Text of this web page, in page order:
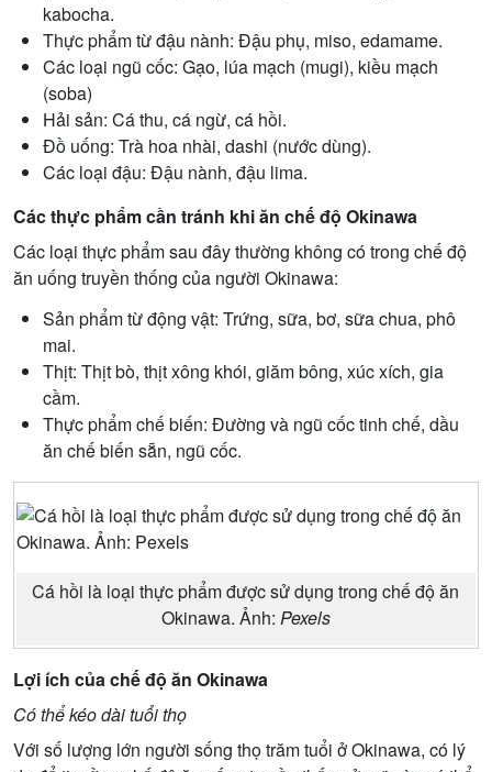
kabocha.
Thực phẩm từ đậu nành: Đậu phụ, miso, edamame.
Các loại ngũ cốc: Gạo, lúa mạch (mugi), kiều mạch
(soba)
Hải sản: Cá thu, cá ngừ, cá hồi.
Đồ uống: Trà hoa nhài, dashi (nước dùng).
Các loại đậu: Đậu nành, đậu lima.
Các thực phẩm cần tránh khi ăn chế độ Okinawa
Các loại thực phẩm sau đây thường không có trong chế độ
ăn uống truyền thống của người Okinawa:
Sản phẩm từ động vật: Trứng, sữa, bơ, sữa chua, phô
mai.
Thịt: Thịt bò, thịt xông khói, giăm bông, xúc xích, gia
cầm.
Thực phẩm chế biến: Đường và ngũ cốc tinh chế, dầu
ăn chế biến sẵn, ngũ cốc.
Cá hồi là loại thực phẩm được sử dụng trong chế độ ăn
Okinawa. Ảnh: Pexels
Lợi ích của chế độ ăn Okinawa
Có thể kéo dài tuổi thọ
Với số lượng lớn người sống thọ trăm tuổi ở Okinawa, có lý